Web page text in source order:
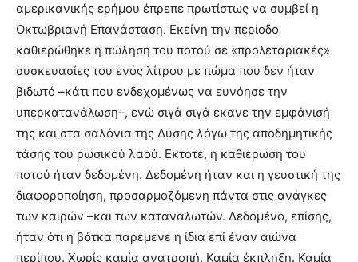
αμερικανικής ερήμου έπρεπε πρωτίστως να συμβεί η
Οκτωβριανή Επανάσταση. Εκείνη την περίοδο
καθιερώθηκε η πώληση του ποτού σε «προλεταριακές»
συσκευασίες του ενός λίτρου με πώμα που δεν ήταν
βιδωτό –κάτι που ενδεχομένως να ευνόησε την
υπερκατανάλωση–, ενώ σιγά σιγά έκανε την εμφάνισή
της και στα σαλόνια της Δύσης λόγω της αποδημητικής
τάσης του ρωσικού λαού. Εκτοτε, η καθιέρωση του
ποτού ήταν δεδομένη. Δεδομένη ήταν και η γευστική της
διαφοροποίηση, προσαρμοζόμενη πάντα στις ανάγκες
των καιρών –και των καταναλωτών. Δεδομένο, επίσης,
ήταν ότι η βότκα παρέμενε η ίδια επί έναν αιώνα
περίπου. Χωρίς καμία ανατροπή. Καμία έκπληξη. Καμία